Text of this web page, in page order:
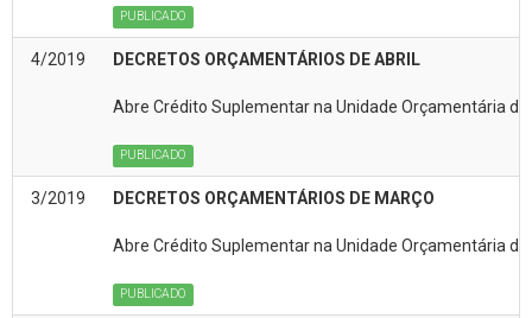
PUBLICADO
4/2019 DECRETOS ORÇAMENTÁRIOS DE ABRIL
Abre Crédito Suplementar na Unidade Orçamentária
PUBLICADO
3/2019 DECRETOS ORÇAMENTÁRIOS DE MARÇO
Abre Crédito Suplementar na Unidade Orçamentária
PUBLICADO